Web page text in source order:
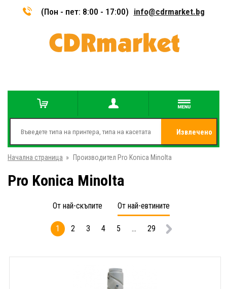
(Пон - пет: 8:00 - 17:00) info@cdrmarket.bg
Извлечено
Начална страница » Производител Pro Konica Minolta
Pro Konica Minolta
От най-скъпите От най-евтините
1 2 3 4 5 ... 29